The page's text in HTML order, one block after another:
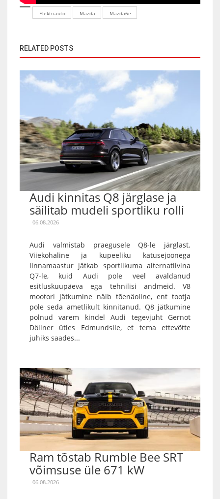
Elektriauto Mazda Mazda6e
RELATED POSTS
Audi kinnitas Q8 järglase ja
säilitab mudeli sportliku rolli
06.08.2026
Audi valmistab praegusele Q8-le järglast.
Viiekohaline ja kupeeliku katusejoonega
linnamaastur jätkab sportlikuma alternatiivina
Q7-le, kuid Audi pole veel avaldanud
esitluskuupäeva ega tehnilisi andmeid. V8
mootori jätkumine näib tõenäoline, ent tootja
pole seda ametlikult kinnitanud. Q8 jätkumine
polnud varem kindel Audi tegevjuht Gernot
Döllner ütles Edmundsile, et tema ettevõtte
juhiks saades...
Ram tõstab Rumble Bee SRT
võimsuse üle 671 kW
06.08.2026